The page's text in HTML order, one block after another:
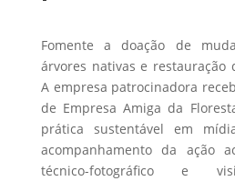
Fomente a doação de
árvores nativas e restauração
A empresa patrocinadora
de Empresa Amiga da
prática sustentável em
acompanhamento da ação
técnico-fotográfico e